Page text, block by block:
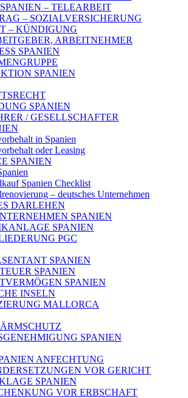
– TELEARBEIT
– SOZIALVERSICHERUNG
– KÜNDIGUNG
ARBEITNEHMER
SPANIEN
SPANIEN
SPANIEN
/ GESELLSCHAFTER
in Spanien
oder Leasing
SPANIEN
Spanien Checklist
– deutsches Unternehmen
DARLEHEN
SPANIEN
SPANIEN
PGC
SPANIEN
SPANIEN
SPANIEN
INSELN
MALLORCA
SPANIEN
ANFECHTUNG
VOR GERICHT
SPANIEN
VOR ERBSCHAFT